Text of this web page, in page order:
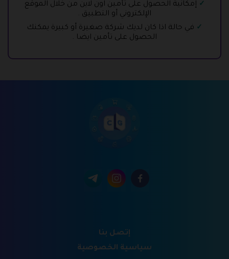
إمكانية الحصول على تأمين اون لاين من خلال الموقع
الإلكتروني أو التطبيق .
في حالة اذا كان لديك شركة صغيرة أو كبيرة يمكنك
الحصول على تأمين ايضا .
إتصل بنا
سياسية الخصوصية